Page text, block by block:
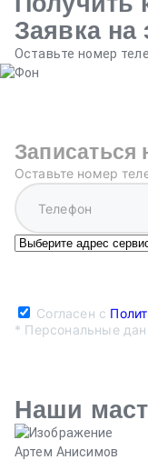
Заявка на
Оставьте номер
Записаться
Оставьте номер
Согласен с
* Персональные
Наши
Артем Анисимов